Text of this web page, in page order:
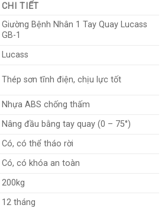
CHI TIẾT
Giường Bệnh Nhân 1 Tay Quay Lucass
GB-1
Lucass
Thép sơn tĩnh điện, chịu lực tốt
Nhựa ABS chống thấm
Nâng đầu bằng tay quay (0 – 75°)
Có, có thể tháo rời
Có, có khóa an toàn
200kg
12 tháng